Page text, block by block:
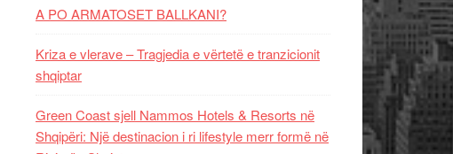
A PO ARMATOSET BALLKANI?
Kriza e vlerave – Tragjedia e vërtetë e tranzicionit
shqiptar
Green Coast sjell Nammos Hotels & Resorts në
Shqipëri: Një destinacion i ri lifestyle merr formë në